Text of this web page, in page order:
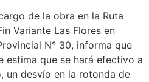
de la obra en la Ruta
Variante Las Flores en
N° 30, informa que
estima que se hará efectivo a
un desvío en la rotonda de